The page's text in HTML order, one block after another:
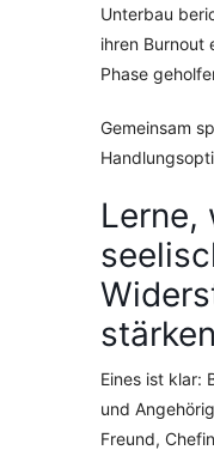
Unterbau
ihren Burnout
Phase
Gemeinsam
Lerne,
Eines ist klar:
und
Freund,